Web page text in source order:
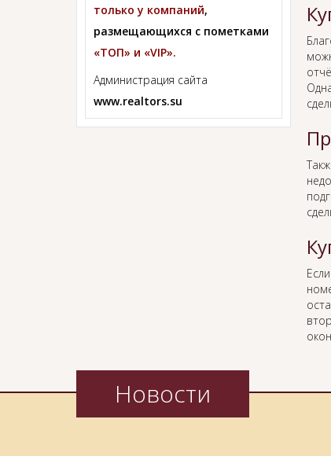
только у компаний,
размещающихся с пометками
«ТОП» и «VIP».
Администрация сайта
www.realtors.su
Новости